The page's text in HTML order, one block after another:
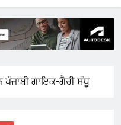
ਪੰਜਾਬੀ ਗਾਇਕ-ਗੈਰੀ ਸੰਧੂ